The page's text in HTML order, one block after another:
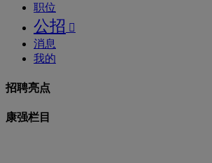
职位
公招 
消息
我的
招聘亮点
康强栏目